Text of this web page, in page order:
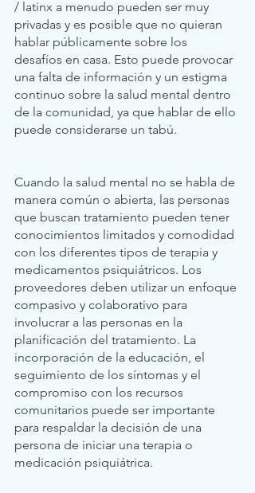
/ latinx a menudo pueden ser muy
privadas y es posible que no quieran
hablar públicamente sobre los
desafíos en casa. Esto puede provocar
una falta de información y un estigma
continuo sobre la salud mental dentro
de la comunidad, ya que hablar de ello
puede considerarse un tabú.
Cuando la salud mental no se habla de
manera común o abierta, las personas
que buscan tratamiento pueden tener
conocimientos limitados y comodidad
con los diferentes tipos de terapia y
medicamentos psiquiátricos. Los
proveedores deben utilizar un enfoque
compasivo y colaborativo para
involucrar a las personas en la
planificación del tratamiento. La
incorporación de la educación, el
seguimiento de los síntomas y el
compromiso con los recursos
comunitarios puede ser importante
para respaldar la decisión de una
persona de iniciar una terapia o
medicación psiquiátrica.